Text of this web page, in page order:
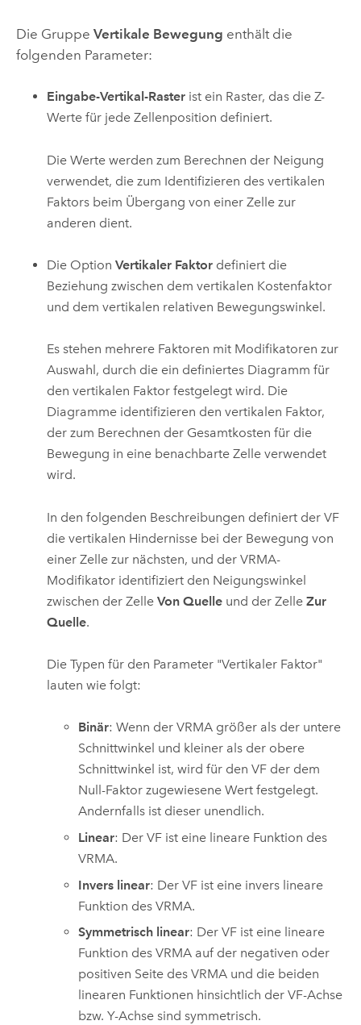
Die Gruppe Vertikale Bewegung enthält die
folgenden Parameter:
Eingabe-Vertikal-Raster ist ein Raster, das die Z-
Werte für jede Zellenposition definiert.
Die Werte werden zum Berechnen der Neigung
verwendet, die zum Identifizieren des vertikalen
Faktors beim Übergang von einer Zelle zur
anderen dient.
Die OptionVertikaler Faktor definiert die
Beziehung zwischen dem vertikalen Kostenfaktor
und dem vertikalen relativen Bewegungswinkel.
Es stehen mehrere Faktoren mit Modifikatoren zur
Auswahl, durch die ein definiertes Diagramm für
den vertikalen Faktor festgelegt wird. Die
Diagramme identifizieren den vertikalen Faktor,
der zum Berechnen der Gesamtkosten für die
Bewegung in eine benachbarte Zelle verwendet
wird.
In den folgenden Beschreibungen definiert der VF
die vertikalen Hindernisse bei der Bewegung von
einer Zelle zur nächsten, und der VRMA-
Modifikator identifiziert den Neigungswinkel
zwischen der ZelleVon Quelle und der ZelleZur
Quelle.
Die Typen für den Parameter "Vertikaler Faktor"
lauten wie folgt:
Binär: Wenn der VRMA größer als der untere
Schnittwinkel und kleiner als der obere
Schnittwinkel ist, wird für den VF der dem
Null-Faktor zugewiesene Wert festgelegt.
Andernfalls ist dieser unendlich.
Linear: Der VF ist eine lineare Funktion des
VRMA.
Invers linear: Der VF ist eine invers lineare
Funktion des VRMA.
Symmetrisch linear: Der VF ist eine lineare
Funktion des VRMA auf der negativen oder
positiven Seite des VRMA und die beiden
linearen Funktionen hinsichtlich der VF-Achse
bzw. Y-Achse sind symmetrisch.